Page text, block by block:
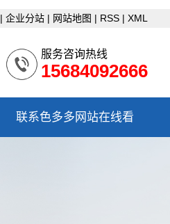
| 企业分站 | 网站地图 | RSS | XML
服务咨询热线
15684092666
联系色多多网站在线看